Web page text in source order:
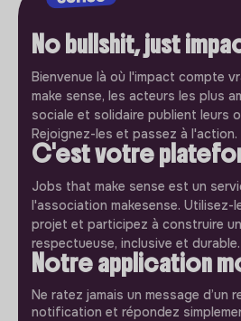
No bullshit, just
Bienvenue là où l'impact compte
make sense, les acteurs les plus
sociale et solidaire publient leurs
Rejoignez-les et passez à l'action.
C'est votre
Jobs that make sense est un
l'association makesense. Utilisez-
projet et participez à construire
respectueuse, inclusive et durable.
Notre application
Ne ratez jamais un message d’un
notification et répondez